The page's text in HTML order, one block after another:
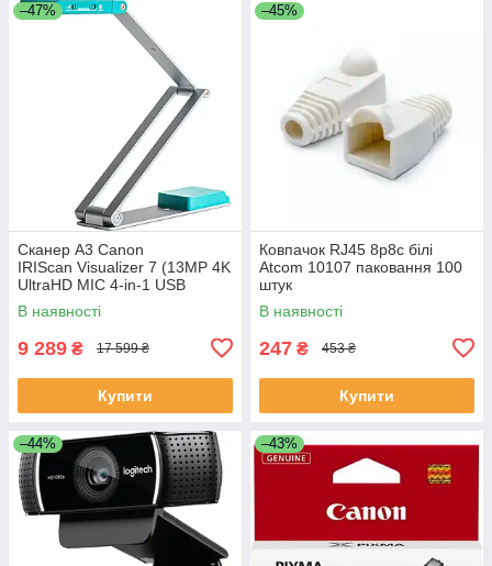
–47%
Сканер A3 Canon
IRIScan Visualizer 7 (13MP 4K
UltraHD MIC 4-in-1 USB
книжковий блакитний)
В наявності
9 289 ₴ 17 599 ₴
Купити
–45%
Ковпачок RJ45 8p8c білі
Atcom 10107 паковання 100
штук
В наявності
247 ₴ 453 ₴
Купити
–44% –43%